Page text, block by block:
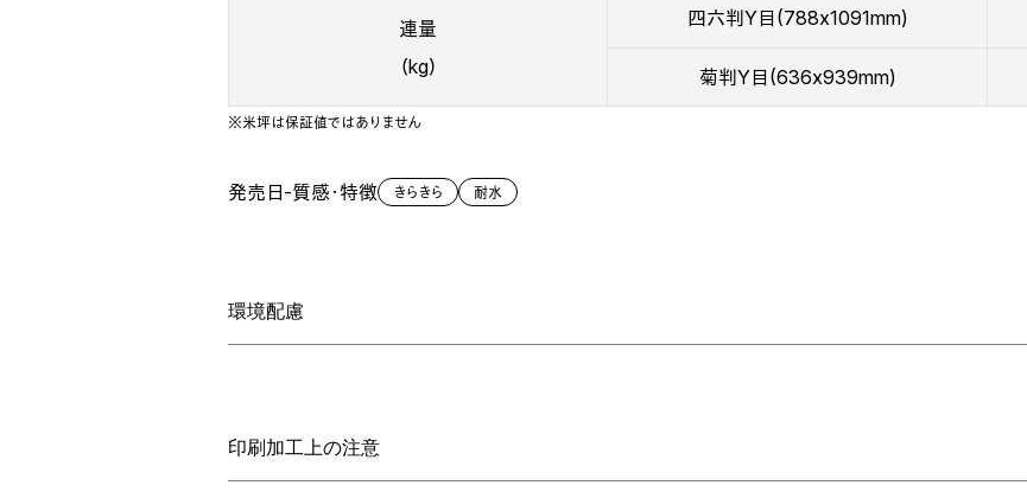
連量
（kg）
四六判Y目(788x1091mm)
菊判Y目(636x939mm)
※米坪は保証値ではありません
発売日-質感・特徴 きらきら 耐水
環境配慮
印刷加工上の注意